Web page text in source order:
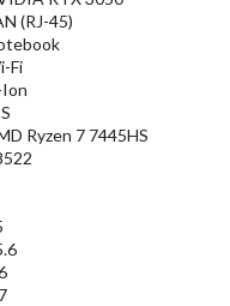
(RJ-45)
Fi
Ryzen 7 7445HS